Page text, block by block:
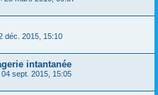
déc. 2015, 15:10
intantanée
04 sept. 2015, 15:05